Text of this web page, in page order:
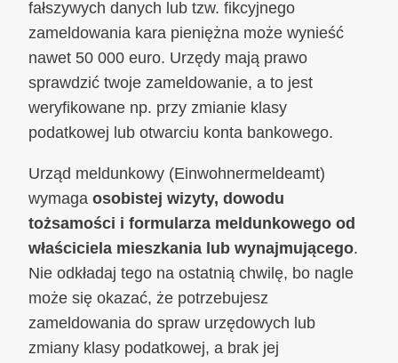
fałszywych danych lub tzw. fikcyjnego
zameldowania kara pieniężna może wynieść
nawet 50 000 euro. Urzędy mają prawo
sprawdzić twoje zameldowanie, a to jest
weryfikowane np. przy zmianie klasy
podatkowej lub otwarciu konta bankowego.
Urząd meldunkowy (Einwohnermeldeamt)
wymaga osobistej wizyty, dowodu
tożsamości i formularza meldunkowego od
właściciela mieszkania lub wynajmującego.
Nie odkładaj tego na ostatnią chwilę, bo nagle
może się okazać, że potrzebujesz
zameldowania do spraw urzędowych lub
zmiany klasy podatkowej, a brak jej